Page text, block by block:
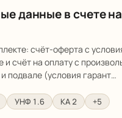
данные в счете на
счёт-оферта с
и счёт на оплату с
подвале (условия гарант…
УНФ 1.6 КА 2 +5